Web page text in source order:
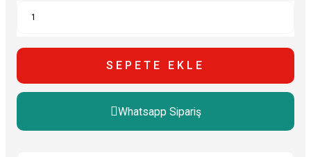
SEPETE EKLE
Whatsapp Sipariş